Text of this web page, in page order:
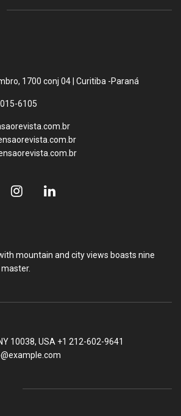
1700 conj 04 | Curitiba -Paraná
6105
mountain and city views boasts nine
10038, USA +1 212-602-9641